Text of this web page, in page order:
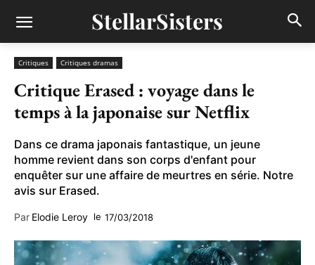
StellarSisters
Critiques Critiques dramas
Critique Erased : voyage dans le
temps à la japonaise sur Netflix
Dans ce drama japonais fantastique, un jeune
homme revient dans son corps d'enfant pour
enquêter sur une affaire de meurtres en série. Notre
avis sur Erased.
Par Elodie Leroy le 17/03/2018